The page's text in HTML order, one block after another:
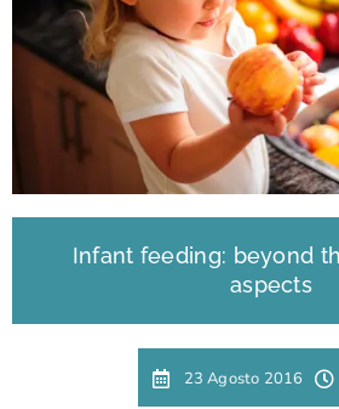
Infant feeding: beyond
aspects
23 Agosto 2016